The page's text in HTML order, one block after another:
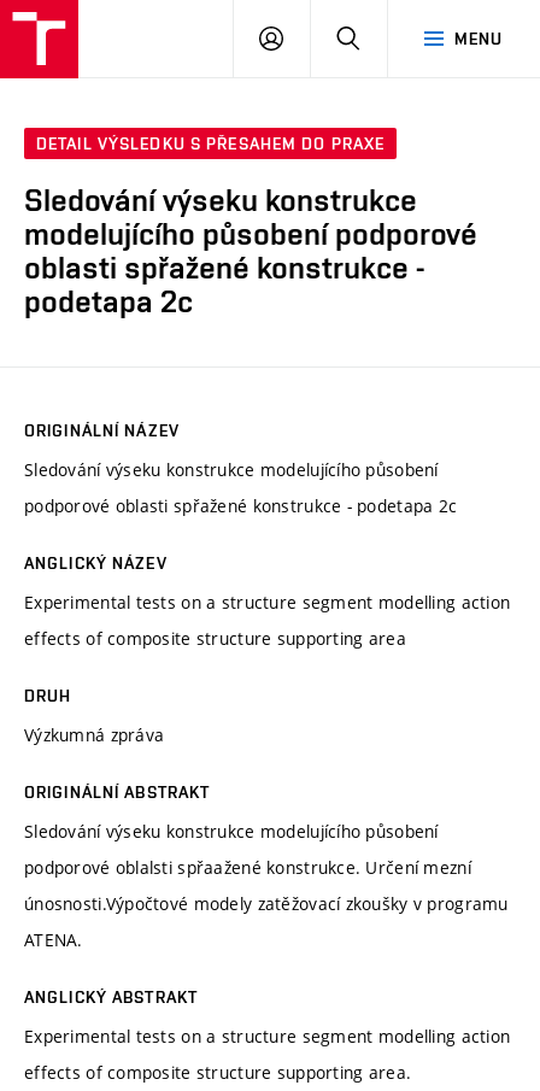
MENU
PŘIHLÁSIT
DETAIL VÝSLEDKU S PŘESAHEM DO PRAXE
Sledování výseku konstrukce
modelujícího působení podporové
oblasti spřažené konstrukce -
podetapa 2c
ORIGINÁLNÍ NÁZEV
Sledování výseku konstrukce modelujícího působení
podporové oblasti spřažené konstrukce - podetapa 2c
ANGLICKÝ NÁZEV
Experimental tests on a structure segment modelling action
effects of composite structure supporting area
DRUH
Výzkumná zpráva
ORIGINÁLNÍ ABSTRAKT
Sledování výseku konstrukce modelujícího působení
podporové oblalsti spřaažené konstrukce. Určení mezní
únosnosti.Výpočtové modely zatěžovací zkoušky v programu
ATENA.
ANGLICKÝ ABSTRAKT
Experimental tests on a structure segment modelling action
effects of composite structure supporting area.